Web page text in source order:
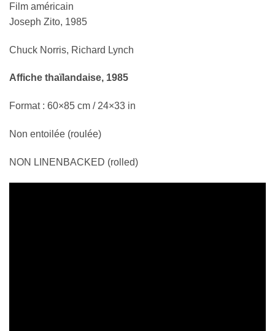
Film américain
Joseph Zito, 1985
Chuck Norris, Richard Lynch
Affiche thaïlandaise, 1985
Format : 60×85 cm / 24×33 in
Non entoilée (roulée)
NON LINENBACKED (rolled)